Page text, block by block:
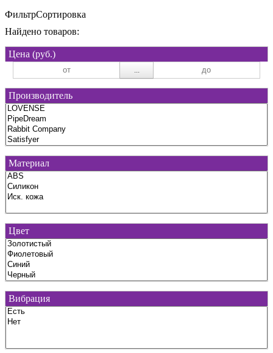
ФильтрСортировка
Найдено товаров:
Цена (руб.)
...
Производитель
Материал
Цвет
Вибрация